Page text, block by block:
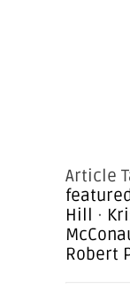
Article
Hill ·
Robert